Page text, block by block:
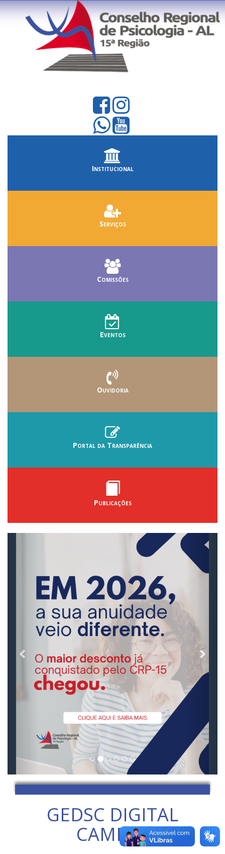
Institucional
Serviços
Comissões
Eventos
Ouvidoria
Portal da Transparência
Publicações
GEDSC DIGITAL
CAMERA